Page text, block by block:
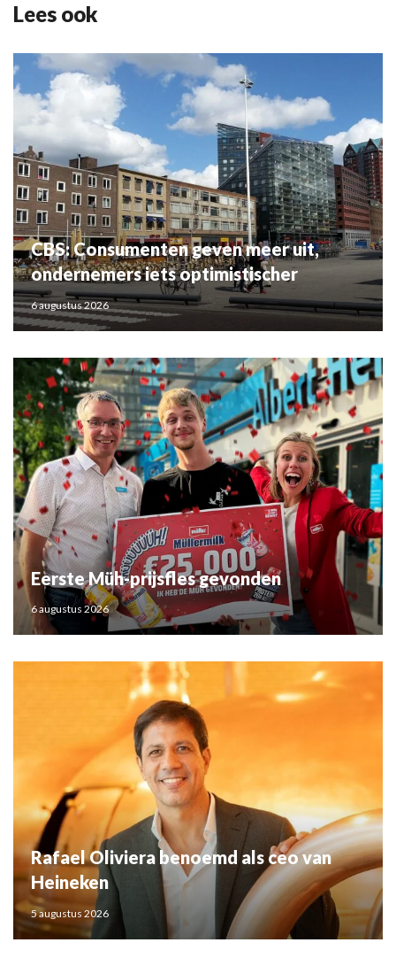
Lees ook
CBS: Consumenten geven meer uit,
ondernemers iets optimistischer
6 augustus 2026
Eerste Müh-prijsfles gevonden
6 augustus 2026
Rafael Oliviera benoemd als ceo van
Heineken
5 augustus 2026